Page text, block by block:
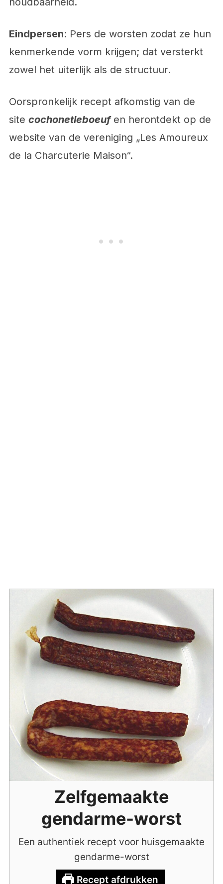
Eindpersen: Pers de worsten zodat ze hun
kenmerkende vorm krijgen; dat versterkt
zowel het uiterlijk als de structuur.
Oorspronkelijk recept afkomstig van de
site cochonetleboeufen herontdekt op de
website van de vereniging „Les Amoureux
de la Charcuterie Maison“.
Zelfgemaakte
gendarme-worst
Een authentiek recept voor huisgemaakte
gendarme-worst
Recept afdrukken